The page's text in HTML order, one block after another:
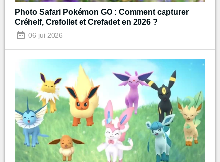
Photo Safari Pokémon GO : Comment capturer
Créhelf, Crefollet et Crefadet en 2026 ?
06 jui 2026